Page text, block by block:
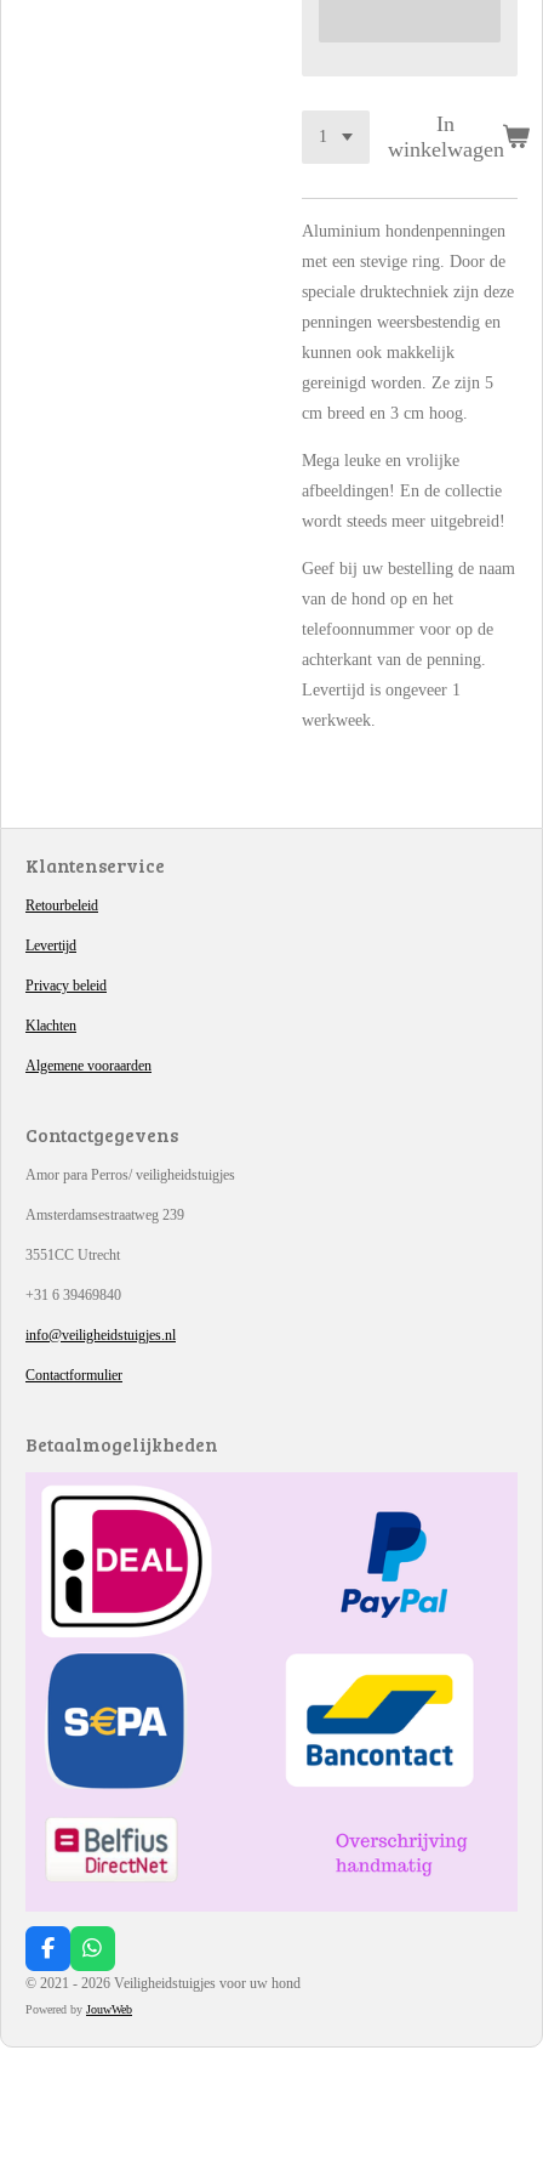
In
winkelwagen
Aluminium hondenpenningen
met een stevige ring. Door de
speciale druktechniek zijn deze
penningen weersbestendig en
kunnen ook makkelijk
gereinigd worden. Ze zijn 5
cm breed en 3 cm hoog.
Mega leuke en vrolijke
afbeeldingen! En de collectie
wordt steeds meer uitgebreid!
Geef bij uw bestelling de naam
van de hond op en het
telefoonnummer voor op de
achterkant van de penning.
Levertijd is ongeveer 1
werkweek.
Klantenservice
Retourbeleid
Levertijd
Privacy beleid
Klachten
Algemene vooraarden
Contactgegevens
Amor para Perros/ veiligheidstuigjes
Amsterdamsestraatweg 239
3551CC Utrecht
+31 6 39469840
info@veiligheidstuigjes.nl
Contactformulier
Betaalmogelijkheden
F
a
e
o
W
h
t
A
© 2021 - 2026 Veiligheidstuigjes voor uw hond
Powered by JouwWeb